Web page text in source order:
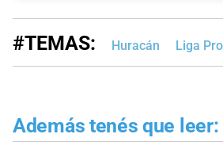
#TEMAS: Huracán Liga
Además tenés que leer: